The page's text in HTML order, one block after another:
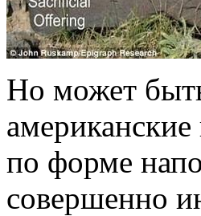
Но может
по форме
совершенно